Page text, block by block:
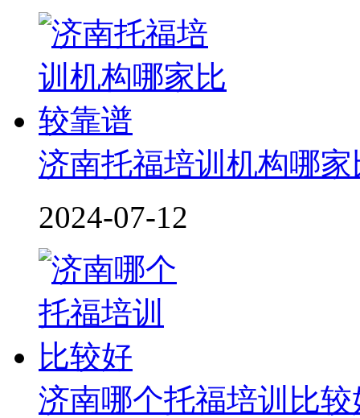
济南托福培训机构哪
2024-07-12
济南哪个托福培训比较